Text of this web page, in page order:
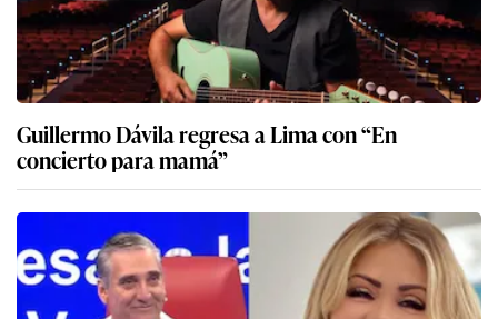
Guillermo Dávila regresa a Lima con “En
concierto para mamá”